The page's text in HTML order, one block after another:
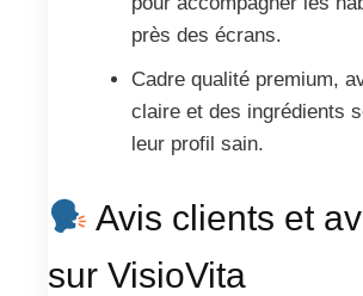
près des écrans.
Cadre qualité premium,
claire et des ingrédients
leur profil sain.
Avis clients et
sur VisioVita